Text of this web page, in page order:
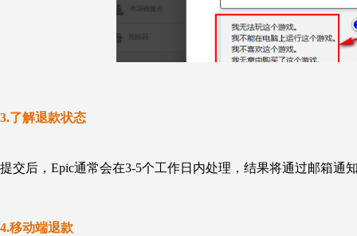
3.了解退款状态
提交后，Epic通常会在3-5个工作日内处理，结果将通过邮箱通
4.移动端退款